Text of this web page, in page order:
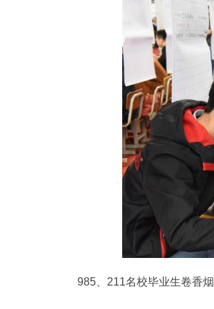
985、211名校毕业生卷香烟